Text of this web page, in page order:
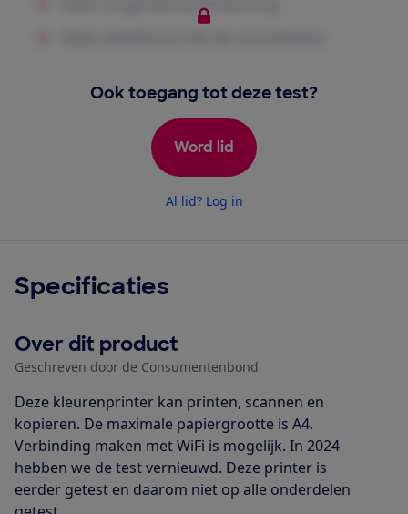
Ook toegang tot deze test?
Word lid
Al lid? Log in
Specificaties
Over dit product
Geschreven door de Consumentenbond
Deze kleurenprinter kan printen, scannen en
kopieren. De maximale papiergrootte is A4.
Verbinding maken met WiFi is mogelijk. In 2024
hebben we de test vernieuwd. Deze printer is
eerder getest en daarom niet op alle onderdelen